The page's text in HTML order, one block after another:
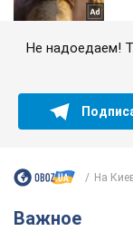
Не надоедаем!
На
Важное